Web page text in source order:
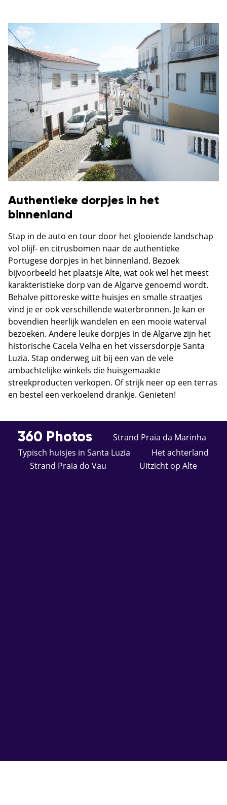
Authentieke dorpjes in het
binnenland
Stap in de auto en tour door het glooiende landschap
vol olijf- en citrusbomen naar de authentieke
Portugese dorpjes in het binnenland. Bezoek
bijvoorbeeld het plaatsje Alte, wat ook wel het meest
karakteristieke dorp van de Algarve genoemd wordt.
Behalve pittoreske witte huisjes en smalle straatjes
vind je er ook verschillende waterbronnen. Je kan er
bovendien heerlijk wandelen en een mooie waterval
bezoeken. Andere leuke dorpjes in de Algarve zijn het
historische Cacela Velha en het vissersdorpje Santa
Luzia. Stap onderweg uit bij een van de vele
ambachtelijke winkels die huisgemaakte
streekproducten verkopen. Of strijk neer op een terras
en bestel een verkoelend drankje. Genieten!
360 Photos
Strand Praia da Marinha
Typisch huisjes in Santa Luzia
Het achterland
Strand Praia do Vau
Uitzicht op Alte